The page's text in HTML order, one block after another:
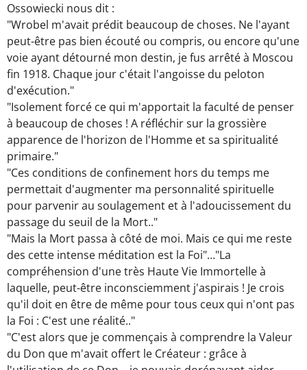
Ossowiecki nous dit :
"Wrobel m'avait prédit beaucoup de choses. Ne l'ayant
peut-être pas bien écouté ou compris, ou encore qu'une
voie ayant détourné mon destin, je fus arrêté à Moscou
fin 1918. Chaque jour c'était l'angoisse du peloton
d'exécution."
"Isolement forcé ce qui m'apportait la faculté de penser
à beaucoup de choses ! A réfléchir sur la grossière
apparence de l'horizon de l'Homme et sa spiritualité
primaire."
"Ces conditions de confinement hors du temps me
permettait d'augmenter ma personnalité spirituelle
pour parvenir au soulagement et à l'adoucissement du
passage du seuil de la Mort.."
"Mais la Mort passa à côté de moi. Mais ce qui me reste
des cette intense méditation est la Foi"…"La
compréhension d'une très Haute Vie Immortelle à
laquelle, peut-être inconsciemment j'aspirais ! Je crois
qu'il doit en être de même pour tous ceux qui n'ont pas
la Foi : C'est une réalité.."
"C'est alors que je commençais à comprendre la Valeur
du Don que m'avait offert le Créateur : grâce à